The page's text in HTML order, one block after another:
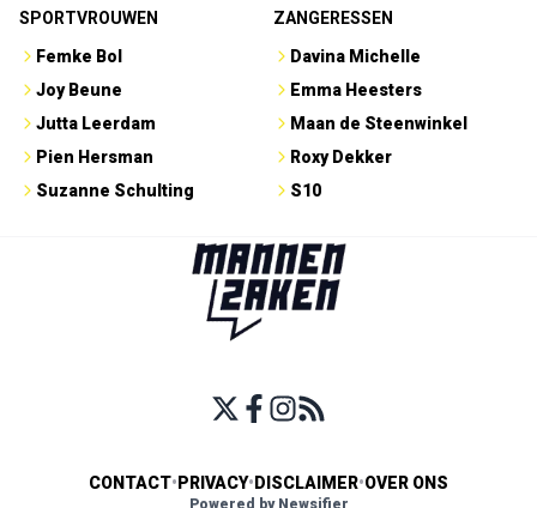
SPORTVROUWEN
Femke Bol
Joy Beune
Jutta Leerdam
Pien Hersman
Suzanne Schulting
ZANGERESSEN
Davina Michelle
Emma Heesters
Maan de Steenwinkel
Roxy Dekker
S10
CONTACT• PRIVACY• DISCLAIMER•OVER ONS
Powered by Newsifier